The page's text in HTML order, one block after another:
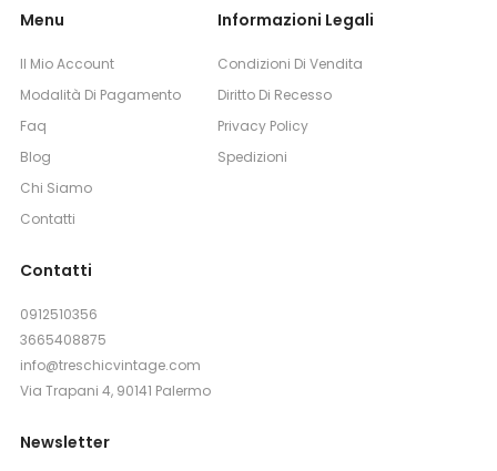
Menu
Il Mio Account
Modalità Di Pagamento
Faq
Blog
Chi Siamo
Contatti
Informazioni Legali
Condizioni Di Vendita
Diritto Di Recesso
Privacy Policy
Spedizioni
Contatti
0912510356
3665408875
info@treschicvintage.com
Via Trapani 4, 90141 Palermo
Newsletter